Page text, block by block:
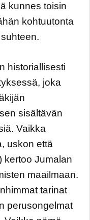
kunnes toisin
kohtuutonta
historiallisesti
joka
sisältävän
Vaikka
uskon että
kertoo Jumalan
maailmaan.
tarinat
perusongelmat